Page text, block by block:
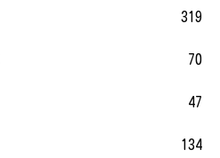
319
70
47
134